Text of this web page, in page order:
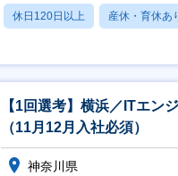
休日120日以上 産休・育休あ
【1回選考】横浜／ITエン
（11月12月入社必須）
神奈川県